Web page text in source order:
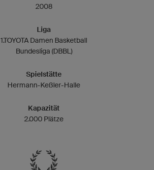
2008
Liga
1.TOYOTA Damen Basketball
Bundesliga (DBBL)
Spielstätte
Hermann-Keßler-Halle
Kapazität
2.000 Plätze